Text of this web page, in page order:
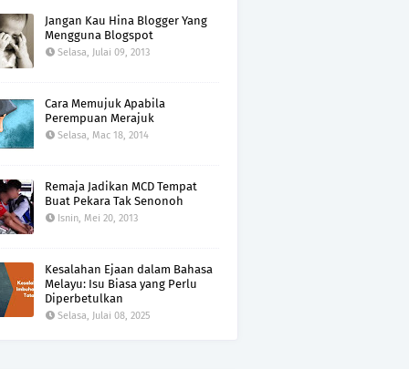
Jangan Kau Hina Blogger Yang
Mengguna Blogspot
Selasa, Julai 09, 2013
Cara Memujuk Apabila
Perempuan Merajuk
Selasa, Mac 18, 2014
Remaja Jadikan MCD Tempat
Buat Pekara Tak Senonoh
Isnin, Mei 20, 2013
Kesalahan Ejaan dalam Bahasa
Melayu: Isu Biasa yang Perlu
Diperbetulkan
Selasa, Julai 08, 2025